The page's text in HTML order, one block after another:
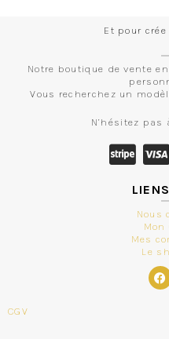
Et pour
Notre boutique de vente
Vous recherchez un
N’hésitez
Nous
Mon
Mes
Le
CGV